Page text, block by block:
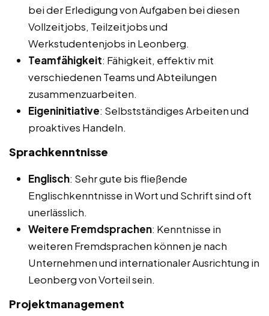
bei der Erledigung von Aufgaben bei diesen
Vollzeitjobs, Teilzeitjobs und
Werkstudentenjobs in Leonberg.
Teamfähigkeit: Fähigkeit, effektiv mit
verschiedenen Teams und Abteilungen
zusammenzuarbeiten.
Eigeninitiative: Selbstständiges Arbeiten und
proaktives Handeln.
Sprachkenntnisse
Englisch: Sehr gute bis fließende
Englischkenntnisse in Wort und Schrift sind oft
unerlässlich.
Weitere Fremdsprachen: Kenntnisse in
weiteren Fremdsprachen können je nach
Unternehmen und internationaler Ausrichtung in
Leonberg von Vorteil sein.
Projektmanagement